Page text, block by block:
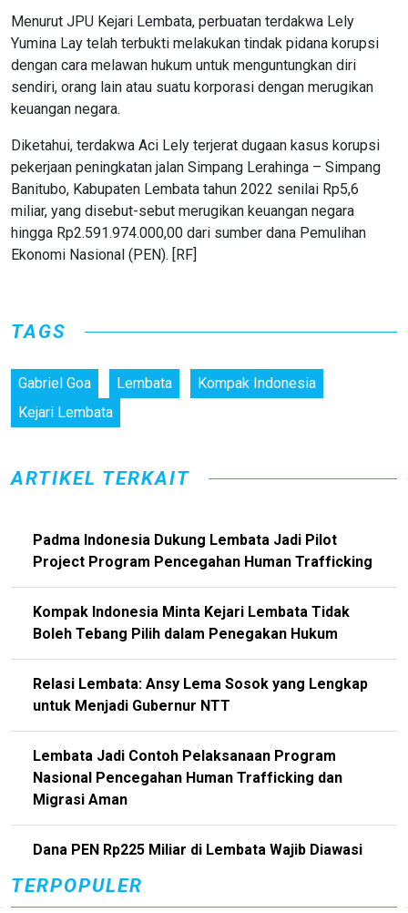
Menurut JPU Kejari Lembata, perbuatan terdakwa Lely
Yumina Lay telah terbukti melakukan tindak pidana korupsi
dengan cara melawan hukum untuk menguntungkan diri
sendiri, orang lain atau suatu korporasi dengan merugikan
keuangan negara.
Diketahui, terdakwa Aci Lely terjerat dugaan kasus korupsi
pekerjaan peningkatan jalan Simpang Lerahinga – Simpang
Banitubo, Kabupaten Lembata tahun 2022 senilai Rp5,6
miliar, yang disebut-sebut merugikan keuangan negara
hingga Rp2.591.974.000,00 dari sumber dana Pemulihan
Ekonomi Nasional (PEN). [RF]
TAGS
Gabriel Goa Lembata
Kompak Indonesia
Kejari Lembata
ARTIKEL TERKAIT
Padma Indonesia Dukung Lembata Jadi Pilot
Project Program Pencegahan Human Trafficking
Kompak Indonesia Minta Kejari Lembata Tidak
Boleh Tebang Pilih dalam Penegakan Hukum
Relasi Lembata: Ansy Lema Sosok yang Lengkap
untuk Menjadi Gubernur NTT
Lembata Jadi Contoh Pelaksanaan Program
Nasional Pencegahan Human Trafficking dan
Migrasi Aman
Dana PEN Rp225 Miliar di Lembata Wajib Diawasi
TERPOPULER